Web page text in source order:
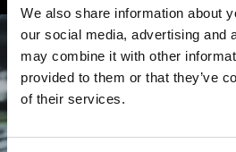
We also share information about
our social media, advertising and
may combine it with other
provided to them or that they’ve
of their services.